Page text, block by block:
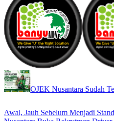
OJEK Nusantara Sudah
Awal, Jauh Sebelum Menjadi